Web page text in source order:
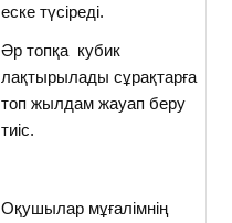
еске түсіреді.
Әр топқа кубик
лақтырылады сұрақтарға
топ жылдам жауап беру
тиіс.
Оқушылар мұғалімнің